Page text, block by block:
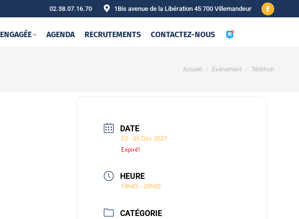
02.38.07.16.70 1Bis avenue de la Libération 45 700 Villemandeur
Facebook
new
ENGAGÉE AGENDA RECRUTEMENTS CONTACTEZ-NOUS
Vous êtes ici :
Accueil Événement Téléthon
DATE
03 - 05 Déc 2021
Expiré!
HEURE
18h45 - 20h00
CATÉGORIE